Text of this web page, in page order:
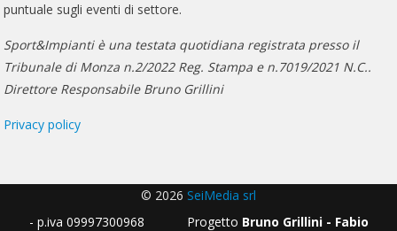
puntuale sugli eventi di settore.
Sport&Impianti è una testata quotidiana registrata presso il
Tribunale di Monza n.2/2022 Reg. Stampa e n.7019/2021 N.C..
Direttore Responsabile Bruno Grillini
Privacy policy
© 2026 SeiMedia srl
- p.iva 09997300968 Progetto Bruno Grillini - Fabio